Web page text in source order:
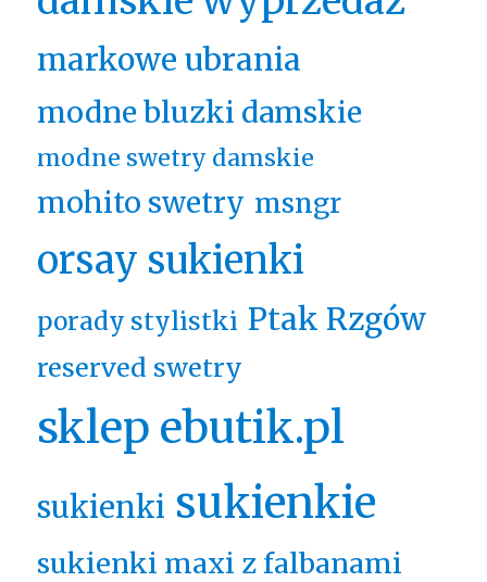
markowe ubrania
modne bluzki damskie
modne swetry damskie
mohito swetry msngr
orsay sukienki
porady stylistki Ptak Rzgów
reserved swetry
sklep ebutik.pl
sukienki sukienkie
sukienki maxi z falbanami